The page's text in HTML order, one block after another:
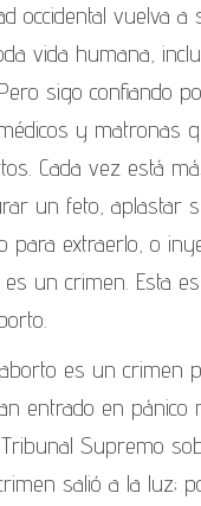
occidental vuelva a
vida humana,
sigo confiando
y matronas
Cada vez está
un feto, aplastar
para extraerlo, o
un crimen. Esta
es un crimen
entrado en pánico
Supremo
salió a la luz;